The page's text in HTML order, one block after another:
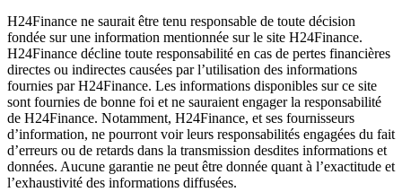
H24Finance ne saurait être tenu responsable de toute décision
fondée sur une information mentionnée sur le site H24Finance.
H24Finance décline toute responsabilité en cas de pertes financières
directes ou indirectes causées par l’utilisation des informations
fournies par H24Finance. Les informations disponibles sur ce site
sont fournies de bonne foi et ne sauraient engager la responsabilité
de H24Finance. Notamment, H24Finance, et ses fournisseurs
d’information, ne pourront voir leurs responsabilités engagées du fait
d’erreurs ou de retards dans la transmission desdites informations et
données. Aucune garantie ne peut être donnée quant à l’exactitude et
l’exhaustivité des informations diffusées.